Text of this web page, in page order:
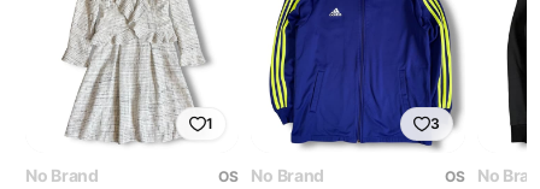
1
No Brand
OS
3
No Brand
OS
No